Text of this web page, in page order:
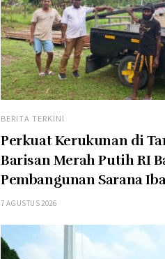
BERITA TERKINI
Perkuat Kerukunan di
Barisan Merah Putih RI
Pembangunan Sarana
7 AGUSTUS 2026